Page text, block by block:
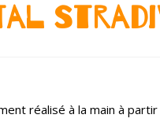
réalisé à la main à